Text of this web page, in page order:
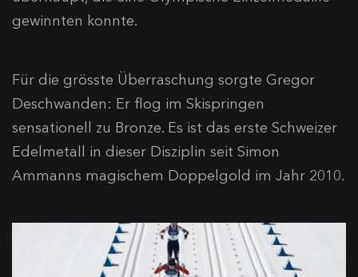
gewinnten konnte.
Für die grösste Überraschung sorgte Gregor
Deschwanden: Er flog im Skispringen
sensationell zu Bronze. Es ist das erste Schweizer
Edelmetall in dieser Disziplin seit Simon
Ammanns magischem Doppelgold im Jahr 2010.